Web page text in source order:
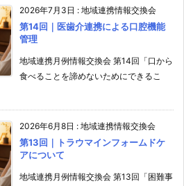
2026年7月3日 : 地域連携情報交換会
第14回｜医歯介連携による口腔機能
管理
地域連携月例情報交換会 第14回「口から
食べることを諦めないためにできるこ
2026年6月8日 : 地域連携情報交換会
第13回｜トラウマインフォームドケ
アについて
地域連携月例情報交換会 第13回「困難事